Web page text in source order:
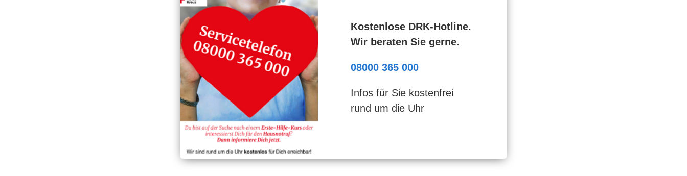
Kostenlose DRK-Hotline.
Wir beraten Sie gerne.
08000 365 000
Infos für Sie kostenfrei
rund um die Uhr